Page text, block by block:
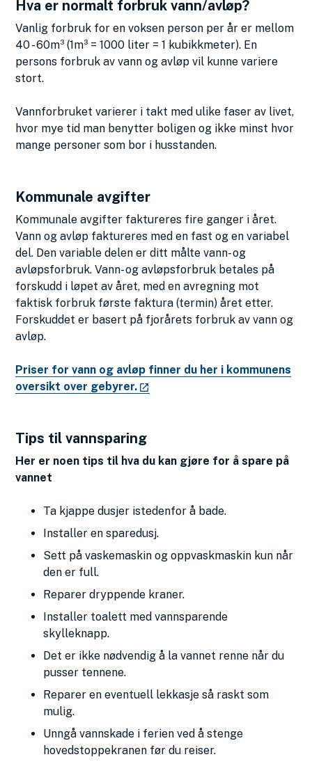
Hva er normalt forbruk vann/avløp?
Vanlig forbruk for en voksen person per år er mellom
40 - 60m³ (1m³ = 1000 liter = 1 kubikkmeter). En
persons forbruk av vann og avløp vil kunne variere
stort.
Vannforbruket varierer i takt med ulike faser av livet,
hvor mye tid man benytter boligen og ikke minst hvor
mange personer som bor i husstanden.
Kommunale avgifter
Kommunale avgifter faktureres fire ganger i året.
Vann og avløp faktureres med en fast og en variabel
del. Den variable delen er ditt målte vann- og
avløpsforbruk. Vann- og avløpsforbruk betales på
forskudd i løpet av året, med en avregning mot
faktisk forbruk første faktura (termin) året etter.
Forskuddet er basert på fjorårets forbruk av vann og
avløp.
Priser for vann og avløp finner du her i kommunens
oversikt over gebyrer.
Tips til vannsparing
Her er noen tips til hva du kan gjøre for å spare på
vannet
Ta kjappe dusjer istedenfor å bade.
Installer en sparedusj.
Sett på vaskemaskin og oppvaskmaskin kun når
den er full.
Reparer dryppende kraner.
Installer toalett med vannsparende
skylleknapp.
Det er ikke nødvendig å la vannet renne når du
pusser tennene.
Reparer en eventuell lekkasje så raskt som
mulig.
Unngå vannskade i ferien ved å stenge
hovedstoppekranen før du reiser.